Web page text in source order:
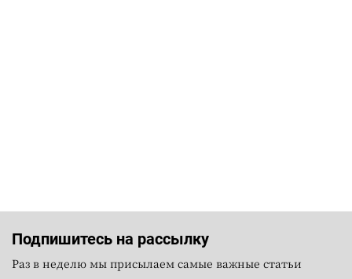
Подпишитесь на рассылку
Раз в неделю мы присылаем самые важные статьи